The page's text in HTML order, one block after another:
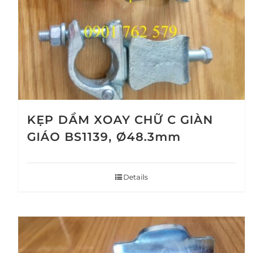
KẸP DẦM XOAY CHỮ C GIÀN
GIÁO BS1139, Ø48.3mm
Details